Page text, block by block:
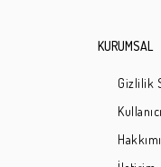
KURUMSAL
Gizlilik